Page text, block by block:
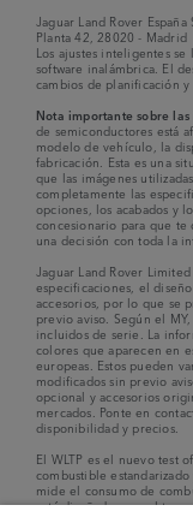
Jaguar Land Rover España
Planta 42, 28020 - Madrid
Los ajustes inteligentes
software inalámbrica. El
cambios de planificación
Nota importante sobre
de semiconductores está
modelo de vehículo, la
fabricación. Esta es una
que las imágenes
completamente las
opciones, los acabados y
concesionario para que te
una decisión con toda la
Jaguar Land Rover
especificaciones, el
accesorios, por lo que se
previo aviso. Según el
incluidos de serie. La
colores que aparecen en
europeas. Estos pueden
modificados sin previo
opcional y accesorios
mercados. Ponte en
disponibilidad y precios.
El WLTP es el nuevo test
combustible
mide el consumo de
está diseñado para